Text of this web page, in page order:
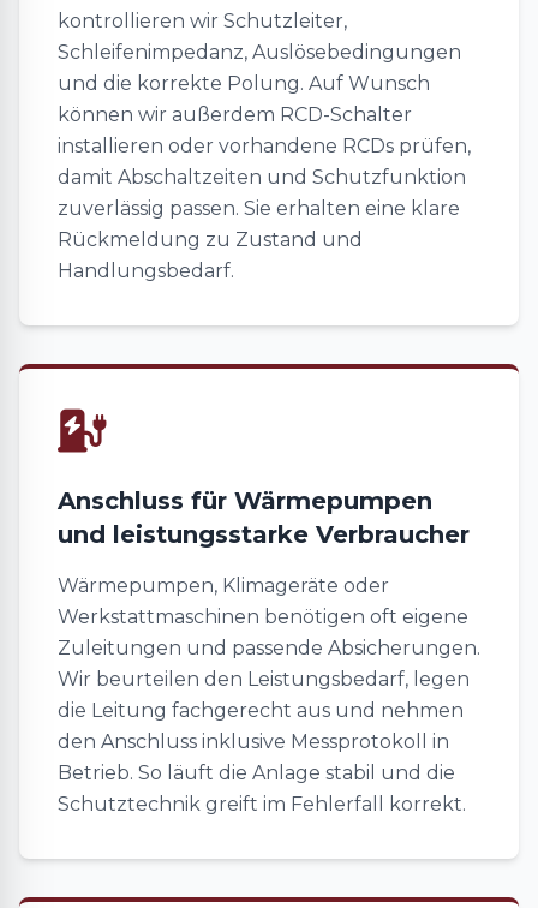
kontrollieren wir Schutzleiter,
Schleifenimpedanz, Auslösebedingungen
und die korrekte Polung. Auf Wunsch
können wir außerdem RCD-Schalter
installieren oder vorhandene RCDs prüfen,
damit Abschaltzeiten und Schutzfunktion
zuverlässig passen. Sie erhalten eine klare
Rückmeldung zu Zustand und
Handlungsbedarf.
Anschluss für Wärmepumpen
und leistungsstarke Verbraucher
Wärmepumpen, Klimageräte oder
Werkstattmaschinen benötigen oft eigene
Zuleitungen und passende Absicherungen.
Wir beurteilen den Leistungsbedarf, legen
die Leitung fachgerecht aus und nehmen
den Anschluss inklusive Messprotokoll in
Betrieb. So läuft die Anlage stabil und die
Schutztechnik greift im Fehlerfall korrekt.